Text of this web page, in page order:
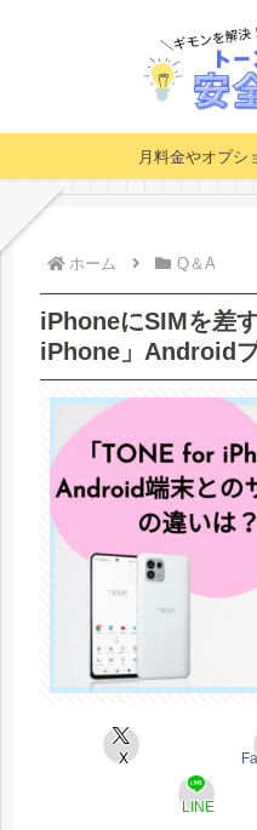
月料金やオプ
ホーム Q＆A
iPhoneにSIMを差
iPhone」Android
X
LINE